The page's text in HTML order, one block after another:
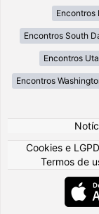
Encontros
Encontros South
Encontros
Encontros
Cookies e LGPD
Termos de